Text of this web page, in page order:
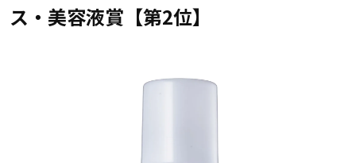
ス・美容液賞【第2位】